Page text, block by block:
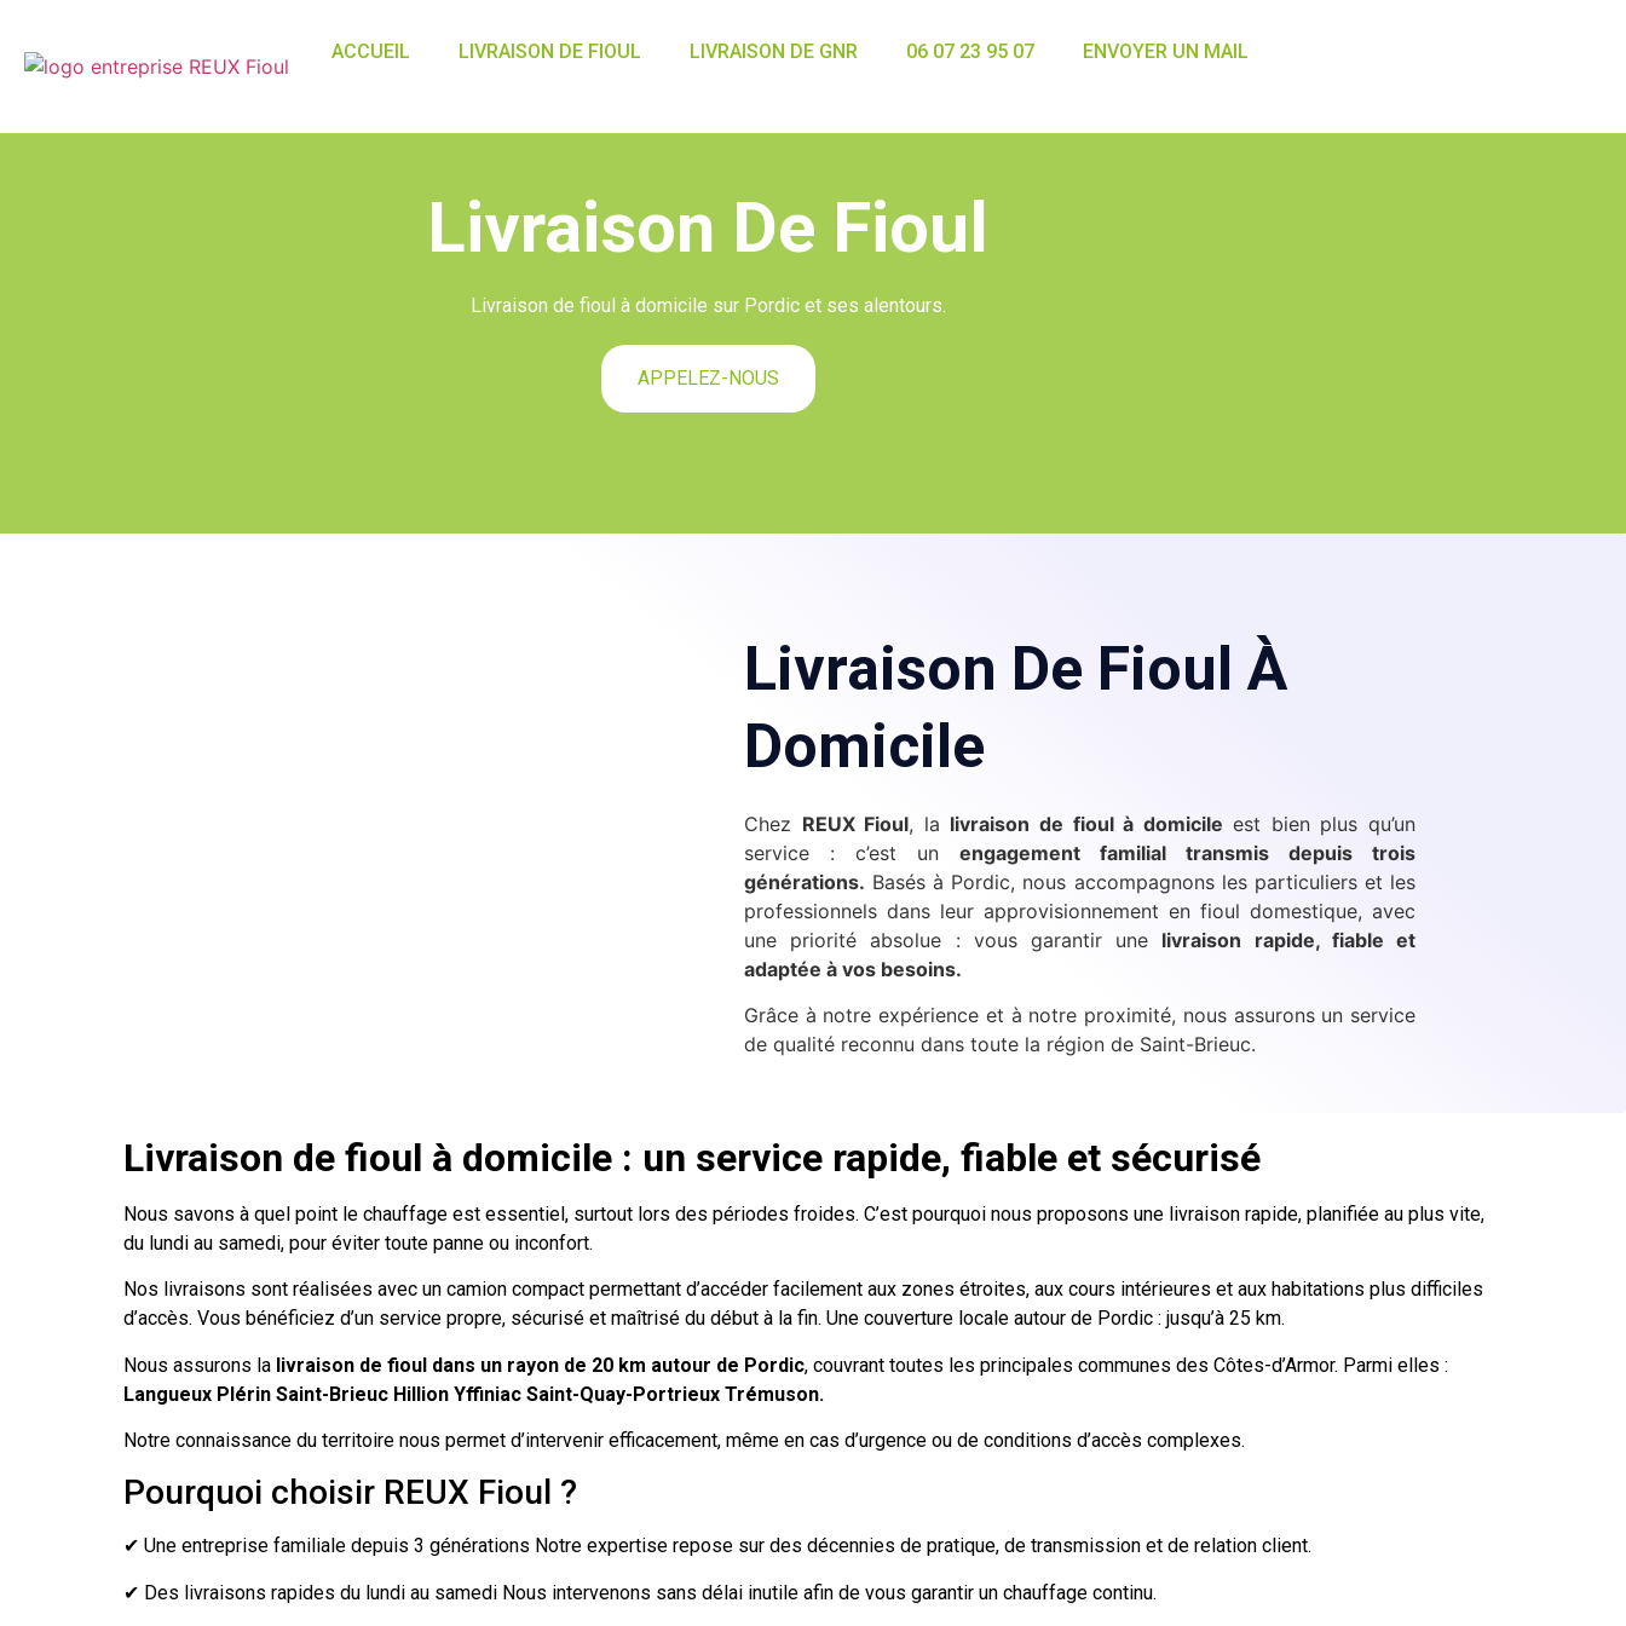
ACCUEIL LIVRAISON DE FIOUL LIVRAISON DE GNR 06 07 23 95 07 ENVOYER UN MAIL
Livraison De Fioul
Livraison de fioul à domicile sur Pordic et ses alentours.
APPELEZ-NOUS
Livraison De Fioul À
Domicile
Chez REUX Fioul, la livraison de fioul à domicile est bien plus qu’un
service : c’est un engagement familial transmis depuis trois
générations. Basés à Pordic, nous accompagnons les particuliers et les
professionnels dans leur approvisionnement en fioul domestique, avec
une priorité absolue : vous garantir une livraison rapide, fiable et
adaptée à vos besoins.
Grâce à notre expérience et à notre proximité, nous assurons un service
de qualité reconnu dans toute la région de Saint-Brieuc.
Livraison de fioul à domicile : un service rapide, fiable et sécurisé
Nous savons à quel point le chauffage est essentiel, surtout lors des périodes froides. C’est pourquoi nous proposons une livraison rapide, planifiée au plus vite,
du lundi au samedi, pour éviter toute panne ou inconfort.
Nos livraisons sont réalisées avec un camion compact permettant d’accéder facilement aux zones étroites, aux cours intérieures et aux habitations plus difficiles
d’accès. Vous bénéficiez d’un service propre, sécurisé et maîtrisé du début à la fin. Une couverture locale autour de Pordic : jusqu’à 25 km.
Nous assurons la livraison de fioul dans un rayon de 20 km autour de Pordic, couvrant toutes les principales communes des Côtes-d’Armor. Parmi elles :
Langueux Plérin Saint-Brieuc Hillion Yffiniac Saint-Quay-Portrieux Trémuson.
Notre connaissance du territoire nous permet d’intervenir efficacement, même en cas d’urgence ou de conditions d’accès complexes.
Pourquoi choisir REUX Fioul ?
✔ Une entreprise familiale depuis 3 générations Notre expertise repose sur des décennies de pratique, de transmission et de relation client.
✔ Des livraisons rapides du lundi au samedi Nous intervenons sans délai inutile afin de vous garantir un chauffage continu.